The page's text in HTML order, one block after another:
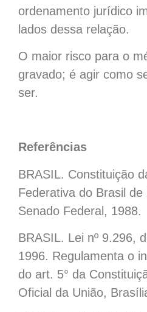
ordenamento jurídico
lados dessa relação.
O maior risco para o
gravado; é agir como
ser.
Referências
BRASIL. Constituição
Federativa do Brasil
Senado Federal, 1988.
BRASIL. Lei nº 9.296,
1996. Regulamenta o
do art. 5° da
Oficial da União,